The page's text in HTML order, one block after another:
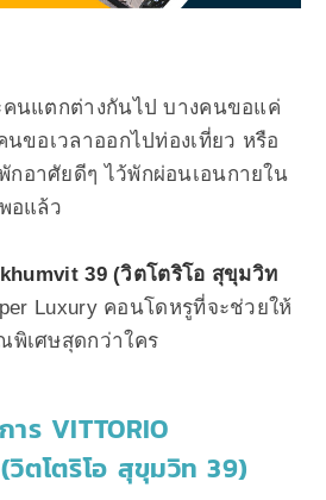
คนแตกต่างกันไป บางคนขอแค่
ขอเวลาออกไปท่องเที่ยว หรือ
อาศัยดีๆ ไว้พักผ่อนเอนกายใน
อแล้ว
39 (วิตโตริโอ สุขุมวิท
Luxury คอนโดหรูที่จะช่วยให้
เศษสุดกว่าใคร
าร VITTORIO
ตโตริโอ สุขุมวิท 39)